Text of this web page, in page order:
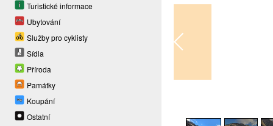
Turistické informace
Ubytování
Služby pro cyklisty
Sídla
Příroda
Památky
Koupání
Ostatní